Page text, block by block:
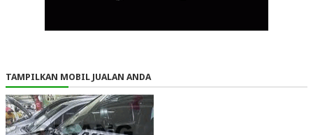
TAMPILKAN MOBIL JUALAN ANDA